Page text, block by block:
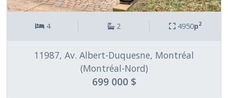
4 2 4950p2
11987, Av. Albert-Duquesne, Montréal
(Montréal-Nord)
699 000 $